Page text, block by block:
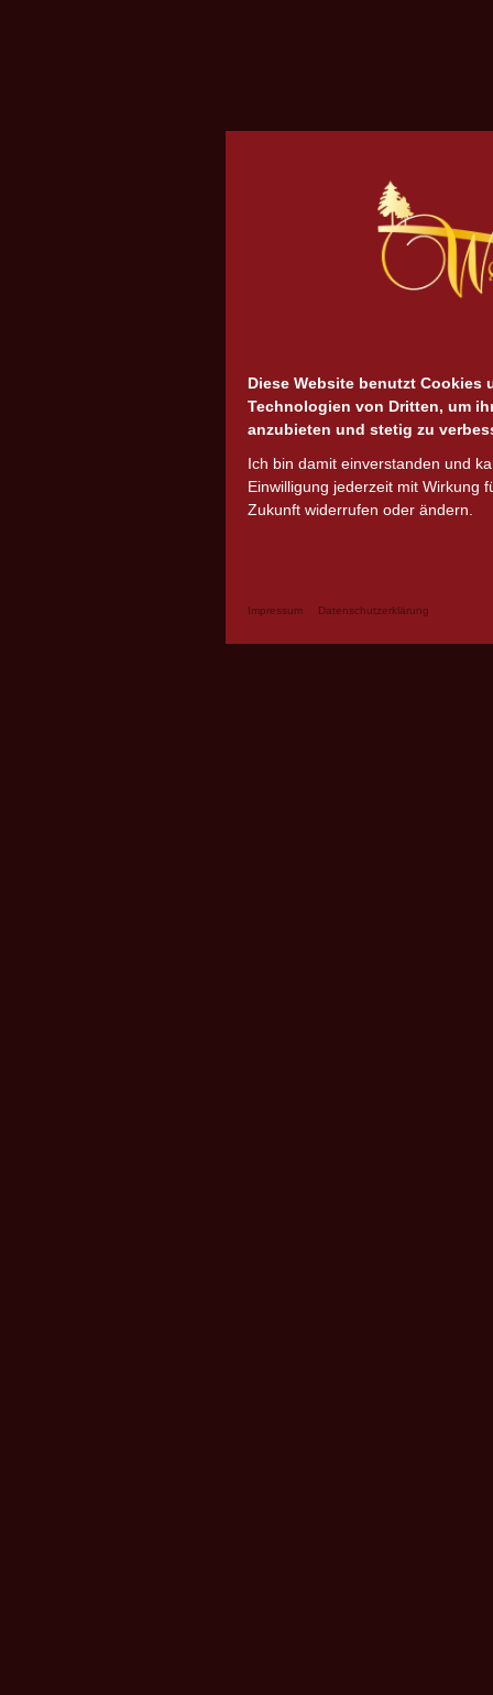
Diese Website benutzt Cookies
Technologien von Dritten, um
anzubieten und stetig zu
Ich bin damit einverstanden und
Einwilligung jederzeit mit Wirkung
Zukunft widerrufen oder ändern.
Impressum Datenschutzerklärung